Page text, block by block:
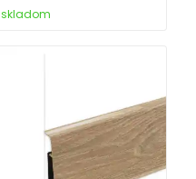
skladom